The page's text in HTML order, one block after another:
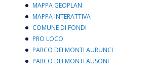
MAPPA GEOPLAN
MAPPA INTERATTIVA
COMUNE DI FONDI
PRO LOCO
PARCO DEI MONTI AURUNCI
PARCO DEI MONTI AUSONI